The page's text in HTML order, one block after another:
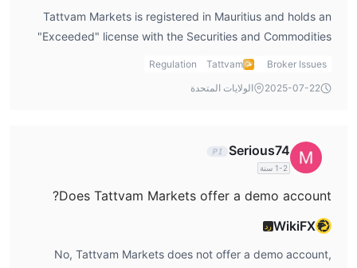
Tattvam Markets is registered in Mauritius and holds an
"Exceeded" license with the Securities and Commodities
Authority (SCA). However, it currently does not hold a valid
risks when using this broker.
Broker Issues
Tattvam
Regulation
2025-07-22
الولايات المتحدة
Serious74
1-2 سنة
Does Tattvam Markets offer a demo account?
WikiFXرد
No, Tattvam Markets does not offer a demo account,